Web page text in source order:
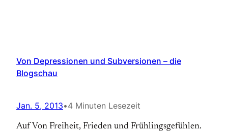
Von Depressionen und Subversionen – die
Blogschau
Jan. 5, 2013•4 Minuten Lesezeit
Auf Von Freiheit, Frieden und Frühlingsgefühlen.